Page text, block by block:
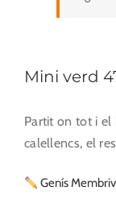
Mini verd
Partit on tot i el
calellencs, el
Genís